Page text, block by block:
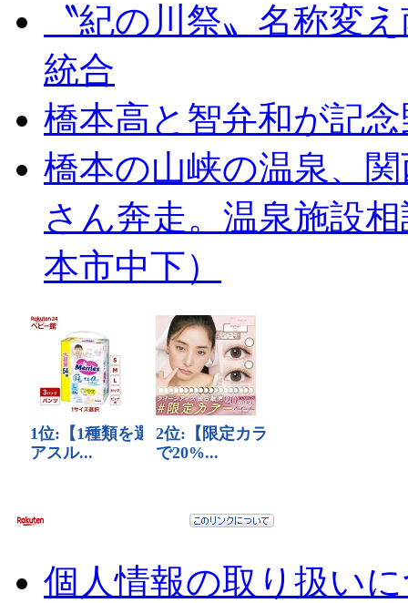
〝紀の川祭〟名称変
統合
橋本高と智弁和が記
橋本の山峡の温泉、
さん奔走。温泉施設
本市中下）
個人情報の取り扱い